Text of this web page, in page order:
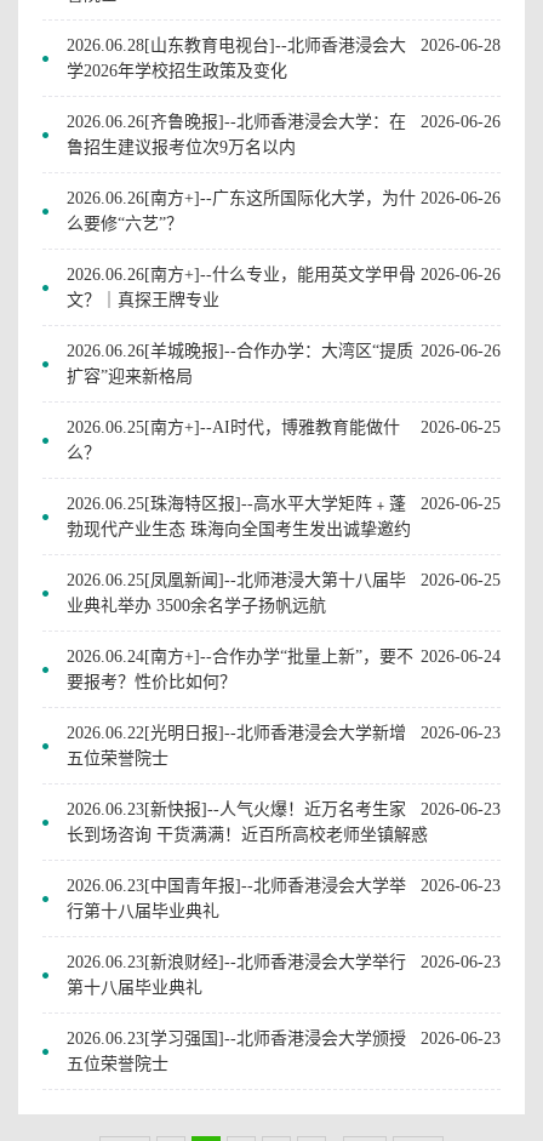
2026-06-28
2026.06.28[山东教育电视台]--北师香港浸会大
学2026年学校招生政策及变化
2026-06-26
2026.06.26[齐鲁晚报]--北师香港浸会大学：在
鲁招生建议报考位次9万名以内
2026-06-26
2026.06.26[南方+]--广东这所国际化大学，为什
么要修“六艺”？
2026-06-26
2026.06.26[南方+]--什么专业，能用英文学甲骨
文？｜真探王牌专业
2026-06-26
2026.06.26[羊城晚报]--合作办学：大湾区“提质
扩容”迎来新格局
2026-06-25
2026.06.25[南方+]--AI时代，博雅教育能做什
么？
2026-06-25
2026.06.25[珠海特区报]--高水平大学矩阵﹢蓬
勃现代产业生态 珠海向全国考生发出诚挚邀约
2026-06-25
2026.06.25[凤凰新闻]--北师港浸大第十八届毕
业典礼举办 3500余名学子扬帆远航
2026-06-24
2026.06.24[南方+]--合作办学“批量上新”，要不
要报考？性价比如何？
2026-06-23
2026.06.22[光明日报]--北师香港浸会大学新增
五位荣誉院士
2026-06-23
2026.06.23[新快报]--人气火爆！近万名考生家
长到场咨询 干货满满！近百所高校老师坐镇解惑
2026-06-23
2026.06.23[中国青年报]--北师香港浸会大学举
行第十八届毕业典礼
2026-06-23
2026.06.23[新浪财经]--北师香港浸会大学举行
第十八届毕业典礼
2026-06-23
2026.06.23[学习强国]--北师香港浸会大学颁授
五位荣誉院士